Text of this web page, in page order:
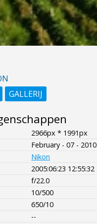
GALLERIJ
2966px * 1991px
February - 07 - 2010
Nikon
2005:06:23 12:55:32
f/22.0
10/500
650/10
--